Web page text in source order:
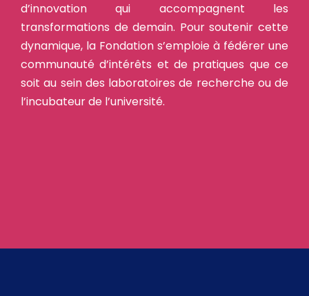
d’innovation qui accompagnent les
transformations de demain. Pour soutenir cette
dynamique, la Fondation s’emploie à fédérer une
communauté d’intérêts et de pratiques que ce
soit au sein des laboratoires de recherche ou de
l’incubateur de l’université.